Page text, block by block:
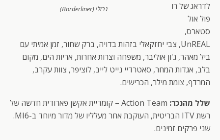
גבולי (Borderliner)
לדראג של רו
פול אול
סטארס,
UnREAL, צבי יחזקאלי בזהות בדויה, ברק שחור, זמן אמיתי עם
ביל מאהר, ג'ון אוליבר, משפחה וצרות אחרות, אריות הים, מקום
בלב, אגדות המחר, סאטרדיי נייט לייב, לוציפר, צוות עקרב,
המרדף, צומת מילר, הכרישים.
שלל מהנכר:
Action Team – קומדיית אקשן פארודית חדשה של
רשת ITV הבריטית, העוקבת אחר מעלליו של מדור מיוחד ב-MI6.
שני פרקים זמינים.